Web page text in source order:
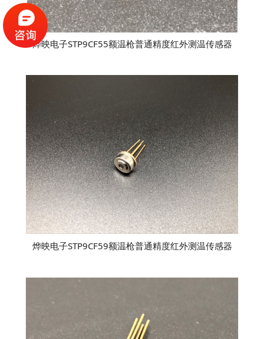
烨映电子STP9CF55额温枪普通精度红外测温传感器
烨映电子STP9CF59额温枪普通精度红外测温传感器